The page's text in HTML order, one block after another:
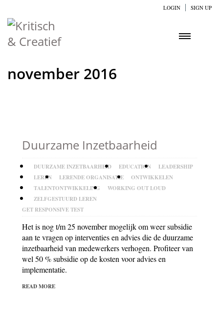
LOGIN SIGN UP
november 2016
Duurzame Inzetbaarheid
DUURZAME INZETBAARHEID EDUCATION
LEADERSHIP
LEREN
LERENDE ORGANISATIE
ONTWIKKELEN
TALENTONTWIKKELING
WORKING OUT LOUD
ZELFGESTUURD LEREN
GET RESPONSIVE TEST
Het is nog t/m 25 november mogelijk om weer subsidie
aan te vragen op interventies en advies die de duurzame
inzetbaarheid van medewerkers verhogen. Profiteer van
wel 50 % subsidie op de kosten voor advies en
implementatie.
READ MORE